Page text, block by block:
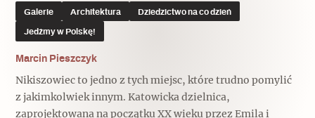
Galerie Architektura Dziedzictwo na co dzień
Jedźmy w Polskę!
Marcin Pieszczyk
Nikiszowiec to jedno z tych miejsc, które trudno pomylić
z jakimkolwiek innym. Katowicka dzielnica,
zaprojektowana na początku XX wieku przez Emila i